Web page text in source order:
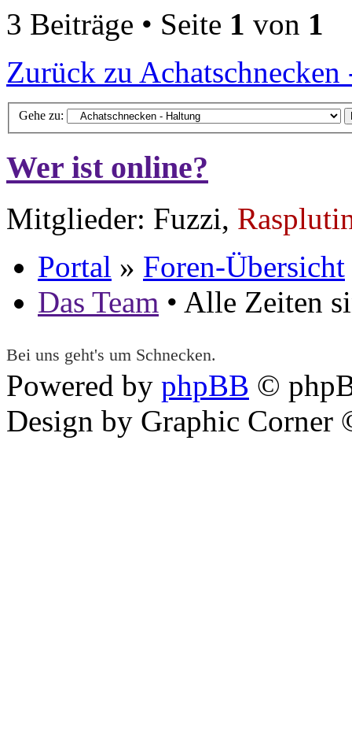
3 Beiträge • Seite 1 von 1
Zurück zu
Gehe zu:
Wer ist online?
Mitglieder: Fuzzi,
Portal » Foren-Übersicht
Das Team • Alle Zeiten
Bei uns geht's um Schnecken.
Powered by phpBB ©
Design by Graphic Corner